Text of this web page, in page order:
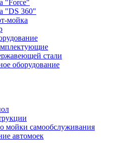
"Force"
"DS 360"
мойка
стали
оборудование
мойки самообслуживания
автомоек